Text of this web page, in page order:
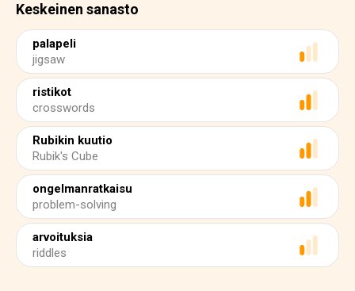
Keskeinen sanasto
palapeli
jigsaw
ristikot
crosswords
Rubikin kuutio
Rubik's Cube
ongelmanratkaisu
problem-solving
arvoituksia
riddles